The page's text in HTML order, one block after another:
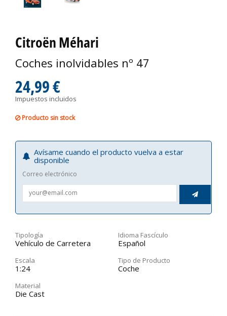
Citroën Méhari
Coches inolvidables nº 47
24,99 €
Impuestos incluidos
Producto sin stock
Avísame cuando el producto vuelva a estar
disponible
Correo electrónico

Tipología
Vehículo de Carretera
Idioma Fascículo
Español
Escala
1:24
Tipo de Producto
Coche
Material
Die Cast